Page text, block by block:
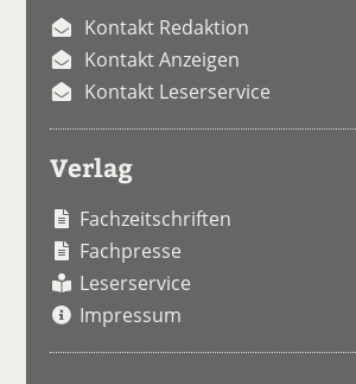
Kontakt Redaktion
Kontakt Anzeigen
Kontakt Leserservice
Verlag
Fachzeitschriften
Fachpresse
Leserservice
Impressum